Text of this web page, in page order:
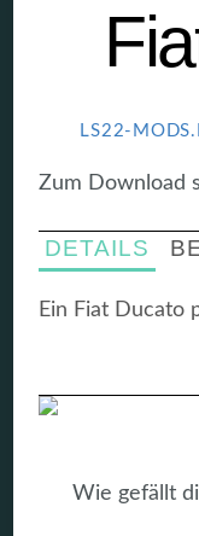
LS22-
Zum Download
DETAILS
Ein Fiat Ducato
Wie gefällt